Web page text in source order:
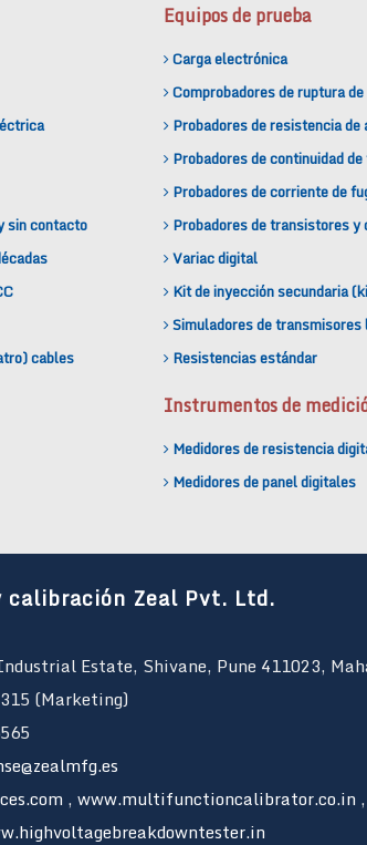
sin contacto
cables
Equipos de prueba
Carga electrónica
Comprobadores de ruptura
Probadores de resistencia
Probadores de continuidad
Probadores de corriente de
Probadores de transistores y
Variac digital
Kit de inyección secundaria
Simuladores de
Resistencias estándar
Instrumentos de
Medidores de resistencia
Medidores de panel digitales
Zeal Pvt. Ltd.
Estate, Shivane, Pune 411023,
(Marketing)
, www.multifunctioncalibrator.co.in ,